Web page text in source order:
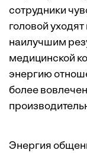
сотрудники
головой уходят
наилучшим
медицинской
энергию
более
Энергия